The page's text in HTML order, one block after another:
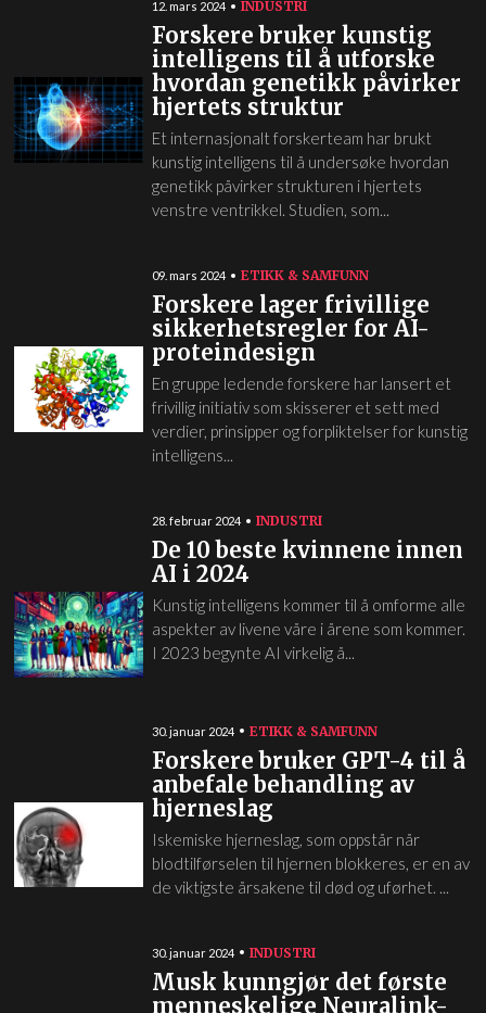
12. mars 2024 INDUSTRI
Forskere bruker kunstig
intelligens til å utforske
hvordan genetikk påvirker
hjertets struktur
Et internasjonalt forskerteam har brukt
kunstig intelligens til å undersøke hvordan
genetikk påvirker strukturen i hjertets
venstre ventrikkel. Studien, som...
09. mars 2024 ETIKK & SAMFUNN
Forskere lager frivillige
sikkerhetsregler for AI-
proteindesign
En gruppe ledende forskere har lansert et
frivillig initiativ som skisserer et sett med
verdier, prinsipper og forpliktelser for kunstig
intelligens...
28. februar 2024 INDUSTRI
De 10 beste kvinnene innen
AI i 2024
Kunstig intelligens kommer til å omforme alle
aspekter av livene våre i årene som kommer.
I 2023 begynte AI virkelig å...
30. januar 2024 ETIKK & SAMFUNN
Forskere bruker GPT-4 til å
anbefale behandling av
hjerneslag
Iskemiske hjerneslag, som oppstår når
blodtilførselen til hjernen blokkeres, er en av
de viktigste årsakene til død og uførhet. ...
30. januar 2024 INDUSTRI
Musk kunngjør det første
menneskelige Neuralink-